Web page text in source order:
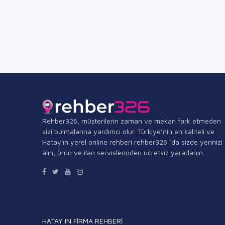
Rehber326, müşterilerin zaman ve mekan fark etmeden
sizi bulmalarına yardımcı olur. Türkiye’nin en kaliteli ve
Hatay'ın yerel online rehberi rehber326 ‘da sizde yerinizi
alın, ürün ve ilan servislerinden ücretsiz yararlanın.
HATAY IN FİRMA REHBERİ